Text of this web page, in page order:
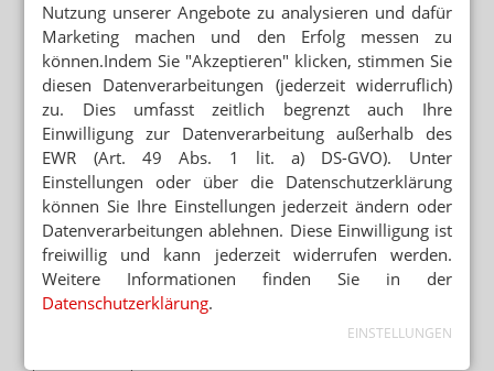
Nutzung unserer Angebote zu analysieren und dafür
Marketing machen und den Erfolg messen zu
können.Indem Sie "Akzeptieren" klicken, stimmen Sie
diesen Datenverarbeitungen (jederzeit widerruflich)
zu. Dies umfasst zeitlich begrenzt auch Ihre
Einwilligung zur Datenverarbeitung außerhalb des
EWR (Art. 49 Abs. 1 lit. a) DS-GVO). Unter
Einstellungen oder über die Datenschutzerklärung
können Sie Ihre Einstellungen jederzeit ändern oder
Datenverarbeitungen ablehnen. Diese Einwilligung ist
freiwillig und kann jederzeit widerrufen werden.
Weitere Informationen finden Sie in der
Datenschutzerklärung.
EINSTELLUNGEN
Einen Sonderfall stellen auch Substitutionspräparate
dar. Der Arzt kann, wenn den Vorschriften des
Urlaubslandes entsprochen wird, Substitutionsmittel für
die Reisedauer verordnen – maximal für 30 Tage pro
Jahr. Der Mediziner muss die Verschreibung
unverzüglich bei der zuständigen Landesbehörde
melden. Patienten sollten sich mit den zuständigen
diplomatischen Vertretungen des Reiselandes in
Verbindung setzten, welche Auflagen für die Einfuhr
erfüllt werden müssen oder ob gar eine Verbot vorliegt.
Beratungstipps